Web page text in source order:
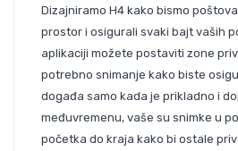
Dizajniramo H4 kako bismo
prostor i osigurali svaki bajt vaših
aplikaciji možete postaviti zone
potrebno snimanje kako biste
događa samo kada je prikladno i
međuvremenu, vaše su snimke u
početka do kraja kako bi ostale